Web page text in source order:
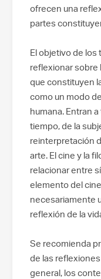
ofrecen una
partes
El objetivo de los
reflexionar
que constituyen
como un modo
humana. Entran
tiempo, de la
reinterpretación
arte. El cine y la
relacionar entre
elemento del
necesariamente
reflexión de la
Se recomienda
de las
general, los